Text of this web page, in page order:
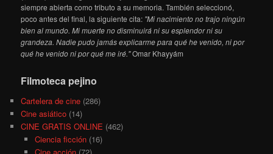
siempre abierta como tributo a su memoria. También seleccionó,
poco antes del final, la siguiente cita: "Mi nacimiento no trajo ningún
bien al mundo. Mi muerte no disminuirá ni su esplendor ni su
grandeza. Nadie pudo jamás explicarme para qué he venido, ni por
qué he venido ni por qué me iré."Omar Khayyám
Filmoteca pejino
Cartelera de cine (286)
Cine asiático (14)
CINE GRATIS ONLINE (462)
Ciencia ficción(16)